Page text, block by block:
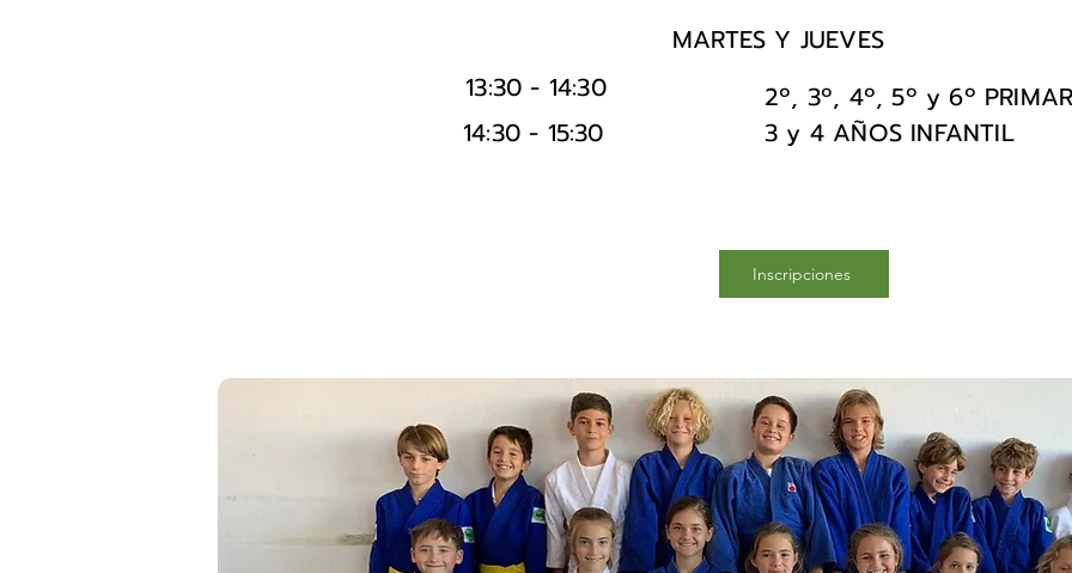
MARTES Y JUEVES
13:30 - 14:30
14:30 - 15:30
2º, 3º, 4º, 5º y 6º
3 y 4 AÑOS INFANTIL
Inscripciones